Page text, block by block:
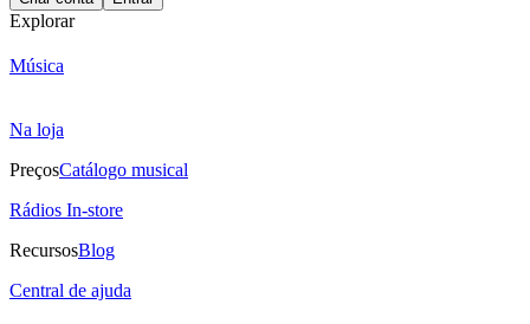
Explorar
Música
Na loja
PreçosCatálogo musical
Rádios In-store
RecursosBlog
Central de ajuda